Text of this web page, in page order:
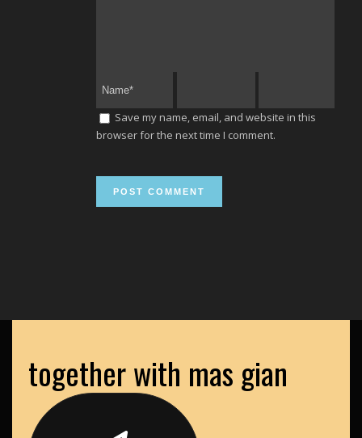
Save my name, email, and website in this
browser for the next time I comment.
together with mas gian